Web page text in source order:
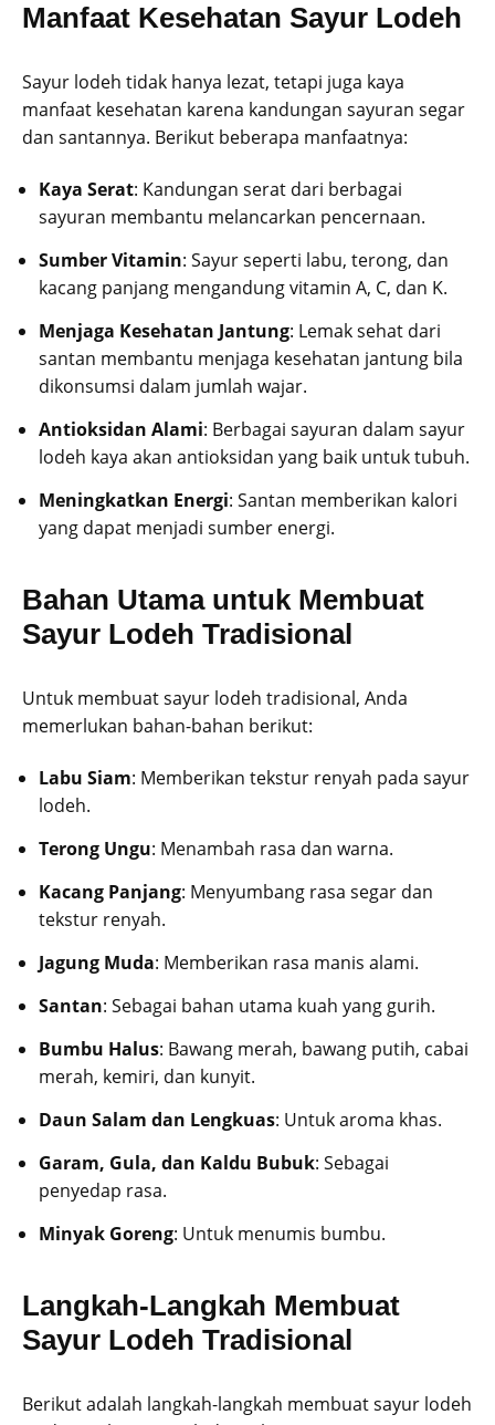
Manfaat Kesehatan Sayur Lodeh
Sayur lodeh tidak hanya lezat, tetapi juga kaya
manfaat kesehatan karena kandungan sayuran segar
dan santannya. Berikut beberapa manfaatnya:
Kaya Serat: Kandungan serat dari berbagai
sayuran membantu melancarkan pencernaan.
Sumber Vitamin: Sayur seperti labu, terong, dan
kacang panjang mengandung vitamin A, C, dan K.
Menjaga Kesehatan Jantung: Lemak sehat dari
santan membantu menjaga kesehatan jantung bila
dikonsumsi dalam jumlah wajar.
Antioksidan Alami: Berbagai sayuran dalam sayur
lodeh kaya akan antioksidan yang baik untuk tubuh.
Meningkatkan Energi: Santan memberikan kalori
yang dapat menjadi sumber energi.
Bahan Utama untuk Membuat
Sayur Lodeh Tradisional
Untuk membuat sayur lodeh tradisional, Anda
memerlukan bahan-bahan berikut:
Labu Siam: Memberikan tekstur renyah pada sayur
lodeh.
Terong Ungu: Menambah rasa dan warna.
Kacang Panjang: Menyumbang rasa segar dan
tekstur renyah.
Jagung Muda: Memberikan rasa manis alami.
Santan: Sebagai bahan utama kuah yang gurih.
Bumbu Halus: Bawang merah, bawang putih, cabai
merah, kemiri, dan kunyit.
Daun Salam dan Lengkuas: Untuk aroma khas.
Garam, Gula, dan Kaldu Bubuk: Sebagai
penyedap rasa.
Minyak Goreng: Untuk menumis bumbu.
Langkah-Langkah Membuat
Sayur Lodeh Tradisional
Berikut adalah langkah-langkah membuat sayur lodeh